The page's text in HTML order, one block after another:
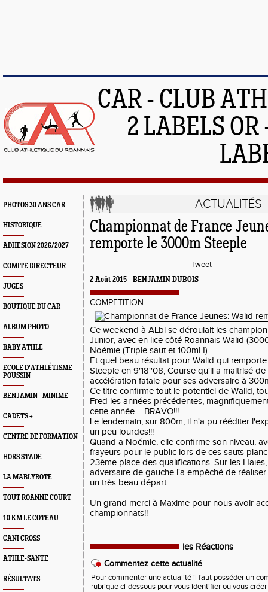
CAR - CLUB
2 LABELS
PHOTOS 30 ANS CAR
HISTORIQUE
ADHESION 2026/2027
COMITE DIRECTEUR
JUGES
BOUTIQUE DU CAR
ALBUM PHOTO
BABY ATHLE
ECOLE D'ATHLÉTISME
POUSSIN
BENJAMIN - MINIME
CADETS +
CENTRE DE FORMATION
HORS STADE
LA MABLYROTE
TOUT ROANNE COURT
10 KM LE COTEAU
CANI CROSS
ATHLE-SANTE
RÉSULTATS
ACTUALITÉS
Championnat de France
remporte le 3000m Steeple
Tweet
2 Août 2015 - BENJAMIN DUBOIS
COMPETITION
Ce weekend à ALbi se déroulait les
Junior, avec en lice côté Roannais Walid
Noémie (Triple saut et 100mH).
Et quel beau résultat pour Walid qui
Steeple en 9'18''08, Course qu'il a maitrisé
accélération fatale pour ses adversaire à
Ce titre confirme tout le potentiel de Walid,
Fred les années précédentes,
cette année.... BRAVO!!!
Le lendemain, sur 800m, il n'a pu rééditer
un peu lourdes!!!
Quand a Noémie, elle confirme son niveau,
frayeurs pour le public lors de ces sauts
23ème place des qualifications. Sur les
adversaire de gauche l'a empêché de
un très beau départ.
Un grand merci à Maxime pour nous avoir
championnats!!
les Réactions
Commentez cette actualité
Pour commenter une actualité il faut posséder un
rubrique ci-dessous pour vous identifier ou vous